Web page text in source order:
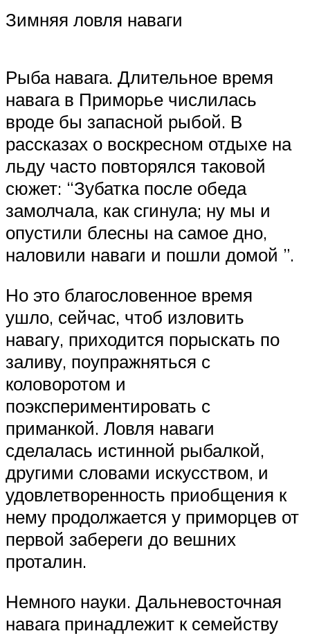
Зимняя ловля наваги
Рыба навага. Длительное время
навага в Приморье числилась
вроде бы запасной рыбой. В
рассказах о воскресном отдыхе на
льду часто повторялся таковой
сюжет: “Зубатка после обеда
замолчала, как сгинула; ну мы и
опустили блесны на самое дно,
наловили наваги и пошли домой ”.
Но это благословенное время
ушло, сейчас, чтоб изловить
навагу, приходится порыскать по
заливу, поупражняться с
коловоротом и
поэкспериментировать с
приманкой. Ловля наваги
сделалась истинной рыбалкой,
другими словами искусством, и
удовлетворенность приобщения к
нему продолжается у приморцев от
первой забереги до вешних
проталин.
Немного науки. Дальневосточная
навага принадлежит к семейству